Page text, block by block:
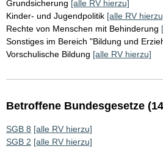
Grundsicherung [alle RV hierzu]
Kinder- und Jugendpolitik [alle RV
Rechte von Menschen mit Behinderung
Sonstiges im Bereich "Bildung und
Vorschulische Bildung [alle RV hierzu]
Betroffene Bundesgesetze
SGB 8 [alle RV hierzu]
SGB 2 [alle RV hierzu]